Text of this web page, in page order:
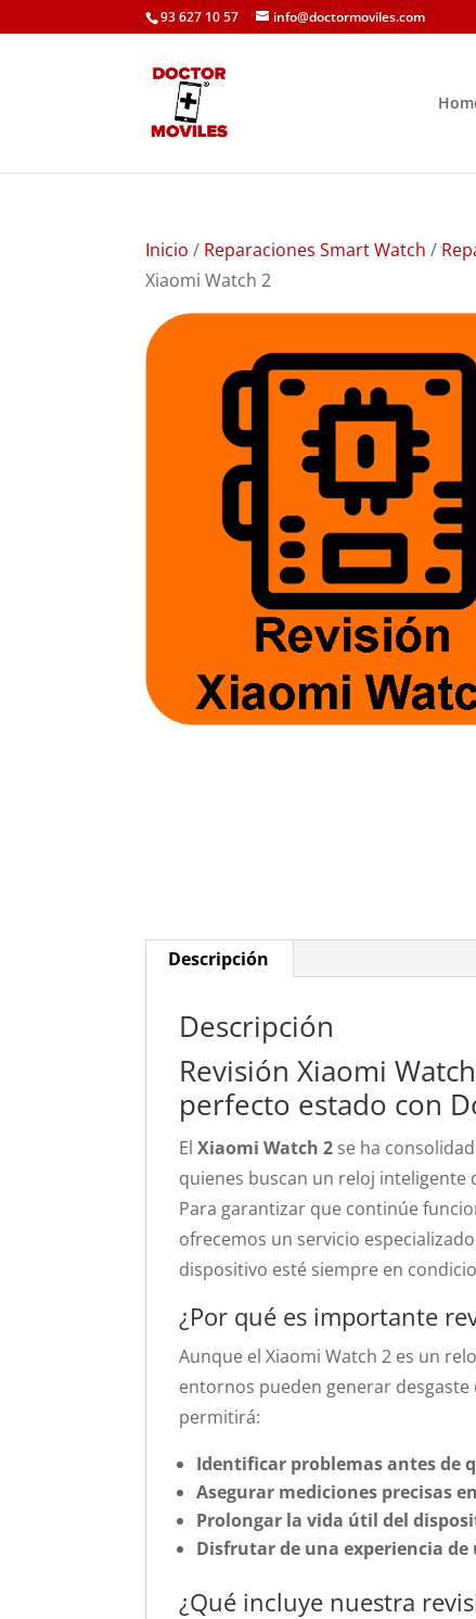
93 627 10 57 info@doctormoviles.com
Inicio / Reparaciones Smart Watch /
Xiaomi Watch 2
Descripción
Descripción
Revisión Xiaomi
perfecto estado con
ElXiaomi Watch 2 se ha
quienes buscan un reloj inteligente
Para garantizar que continúe
ofrecemos un servicio
dispositivo esté siempre en
¿Por qué es importante
Aunque el Xiaomi Watch 2 es un
entornos pueden generar
permitirá:
Identificar problemas antes de
Asegurar mediciones precisas
Prolongar la vida útil del
Disfrutar de una experiencia
¿Qué incluye nuestra